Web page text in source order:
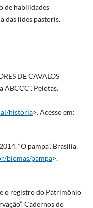
de habilidades
das lides pastoris.
DE CAVALOS
ABCCC”. Pelotas.
historia>. Acesso em:
“O pampa”. Brasília.
biomas/pampa>.
o registro do Patrimônio
Cadernos do